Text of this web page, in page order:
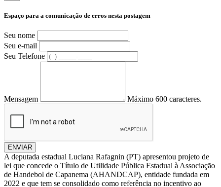
Espaço para a comunicação de erros nesta postagem
Seu nome
Seu e-mail
Seu Telefone
Mensagem Máximo 600 caracteres.
ENVIAR
A deputada estadual Luciana Rafagnin (PT) apresentou projeto de
lei que concede o Título de Utilidade Pública Estadual à Associação
de Handebol de Capanema (AHANDCAP), entidade fundada em
2022 e que tem se consolidado como referência no incentivo ao